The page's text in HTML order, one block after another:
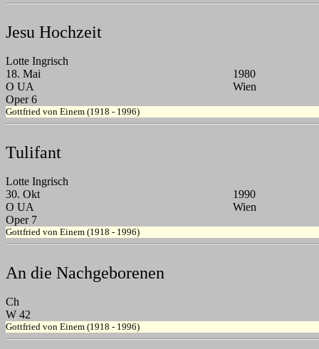
Jesu Hochzeit
Lotte Ingrisch
18. Mai
1980
O UA
Wien
Oper 6
Gottfried von Einem (1918 - 1996)
Tulifant
Lotte Ingrisch
30. Okt
1990
O UA
Wien
Oper 7
Gottfried von Einem (1918 - 1996)
An die Nachgeborenen
Ch
W 42
Gottfried von Einem (1918 - 1996)